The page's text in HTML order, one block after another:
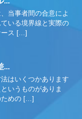
当事者間の合意によ
いる境界線と実際の
ース […]
...
はいくつかあります
いうものがありま
ための […]